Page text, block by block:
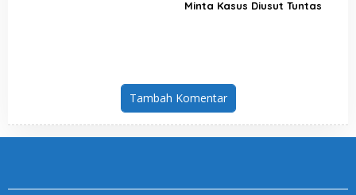
Minta Kasus Diusut Tuntas
Tambah Komentar